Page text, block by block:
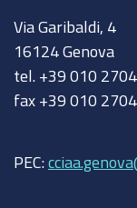
Via Garibaldi, 4
16124 Genova
tel. +39 010
fax +39 010
PEC: